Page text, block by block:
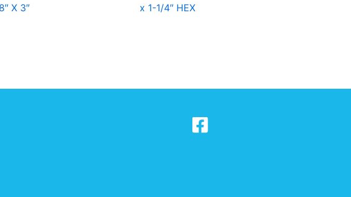
X 3″
x 1-1/4″ HEX